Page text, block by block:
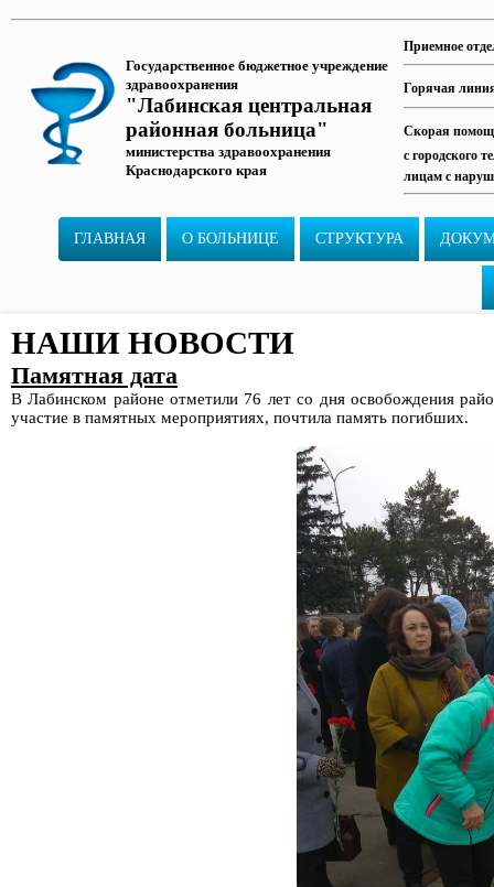
Государственное бюджетное учреждение
здравоохранения
"Лабинская центральная
районная больница"
министерства здравоохранения
Краснодарского края
Приемное
Горячая
Скорая
с городского
лицам с
ГЛАВНАЯ О БОЛЬНИЦЕ СТРУКТУРА
НАШИ НОВОСТИ
Памятная дата
В Лабинском районе отметили 76 лет со дня освобождения
участие в памятных мероприятиях, почтила память погибших.